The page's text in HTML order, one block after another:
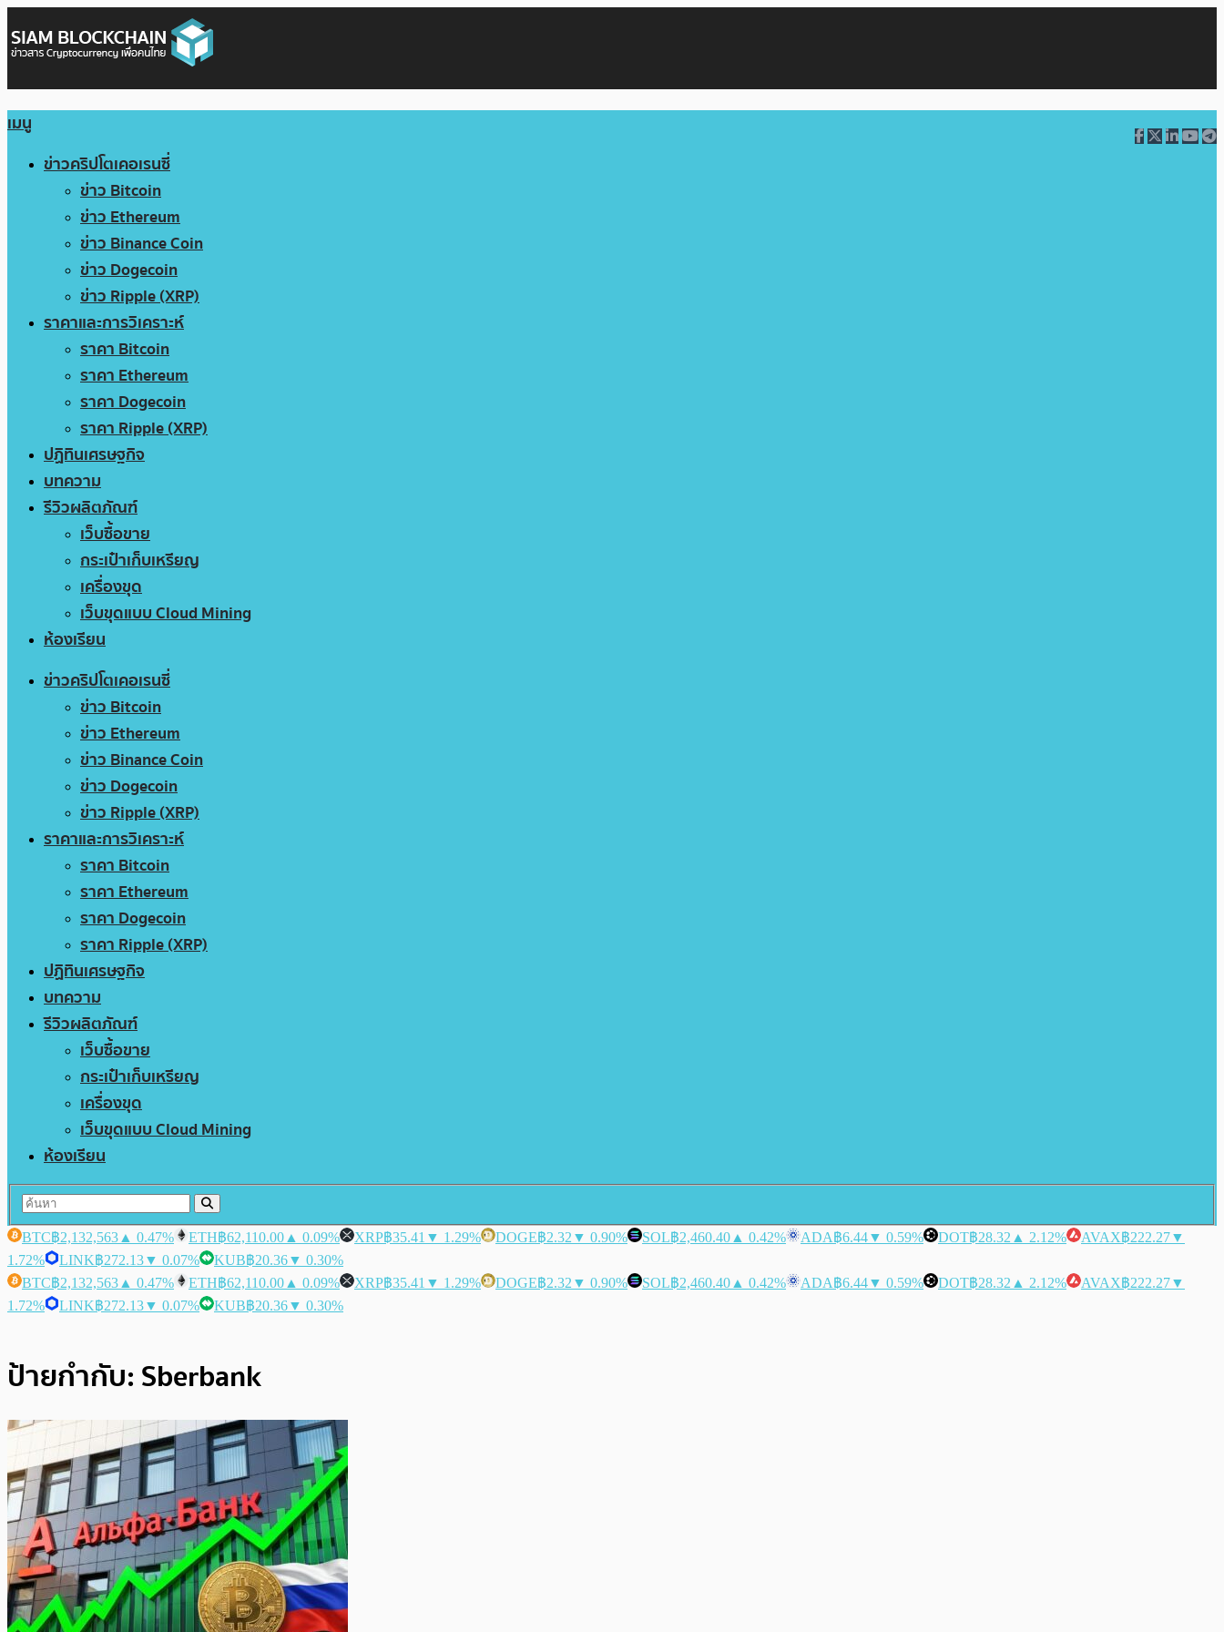
เมนู
ข่าวคริปโตเคอเรนซี่
ข่าว Bitcoin
ข่าว Ethereum
ข่าว Binance Coin
ข่าว Dogecoin
ข่าว Ripple (XRP)
ราคาและการวิเคราะห์
ราคา Bitcoin
ราคา Ethereum
ราคา Dogecoin
ราคา Ripple (XRP)
ปฏิทินเศรษฐกิจ
บทความ
รีวิวผลิตภัณฑ์
เว็บซื้อขาย
กระเป๋าเก็บเหรียญ
เครื่องขุด
เว็บขุดแบบ Cloud Mining
ห้องเรียน
ข่าวคริปโตเคอเรนซี่
ข่าว Bitcoin
ข่าว Ethereum
ข่าว Binance Coin
ข่าว Dogecoin
ข่าว Ripple (XRP)
ราคาและการวิเคราะห์
ราคา Bitcoin
ราคา Ethereum
ราคา Dogecoin
ราคา Ripple (XRP)
ปฏิทินเศรษฐกิจ
บทความ
รีวิวผลิตภัณฑ์
เว็บซื้อขาย
กระเป๋าเก็บเหรียญ
เครื่องขุด
เว็บขุดแบบ Cloud Mining
ห้องเรียน
BTC฿2,132,563 ▲ 0.47% ETH฿62,110.00 ▲ 0.09% XRP฿35.41 ▼ 1.29% DOGE฿2.32 ▼ 0.90% SOL฿2,460.40 ▲ 0.42% ADA฿6.44▼ 0.59% DOT฿28.32 ▲ 2.12% AVAX฿222.27▼
1.72%
LINK฿272.13▼ 0.07% KUB฿20.36▼ 0.30%
BTC฿2,132,563 ▲ 0.47% ETH฿62,110.00 ▲ 0.09% XRP฿35.41 ▼ 1.29% DOGE฿2.32 ▼ 0.90% SOL฿2,460.40 ▲ 0.42% ADA฿6.44▼ 0.59% DOT฿28.32 ▲ 2.12% AVAX฿222.27▼
1.72%
LINK฿272.13▼ 0.07% KUB฿20.36▼ 0.30%
ป้ายกำกับ: Sberbank